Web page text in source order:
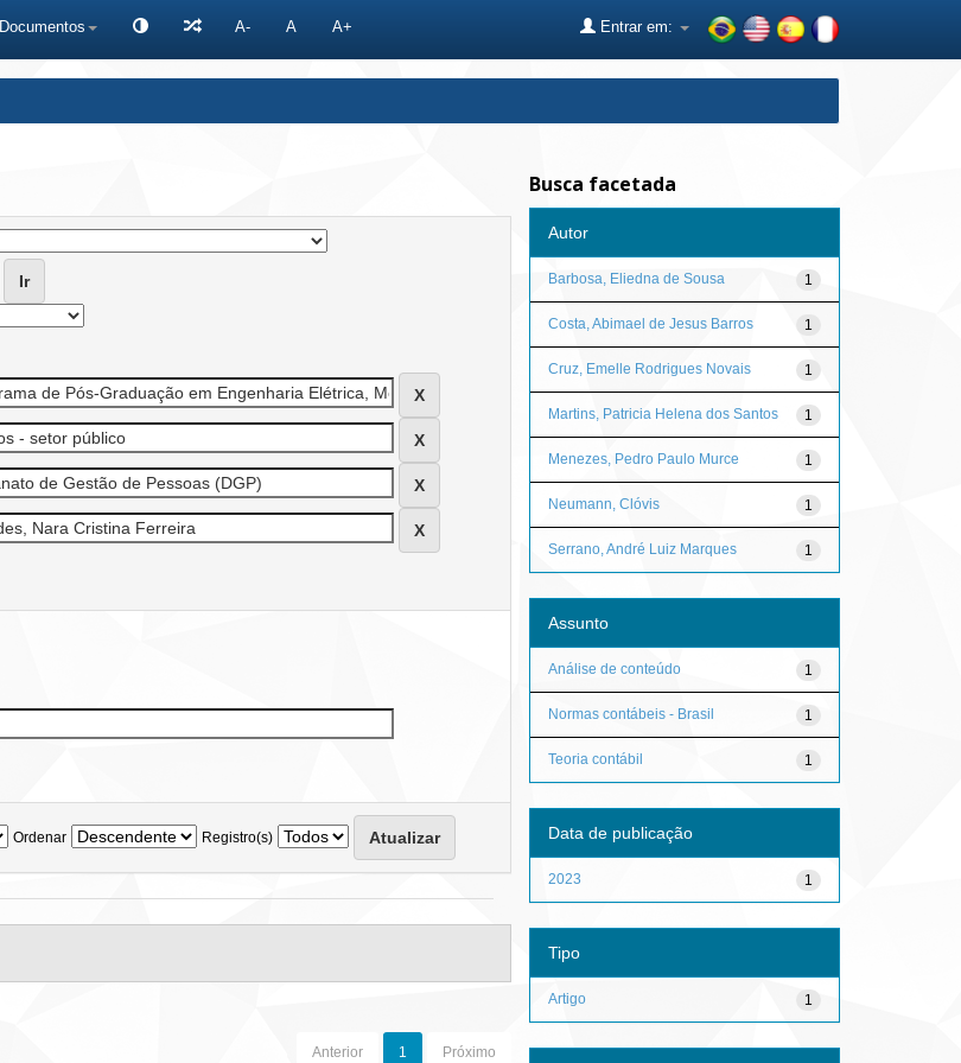
Documentos A- A A+ Entrar em:
Ordenar Registro(s)
Anterior 1 Próximo
Busca facetada
Autor
1
Barbosa, Eliedna de Sousa
1
Costa, Abimael de Jesus Barros
1
Cruz, Emelle Rodrigues Novais
1
Martins, Patricia Helena dos Santos
1
Menezes, Pedro Paulo Murce
1
Neumann, Clóvis
1
Serrano, André Luiz Marques
Assunto
1
Análise de conteúdo
1
Normas contábeis - Brasil
1
Teoria contábil
Data de publicação
1
2023
Tipo
1
Artigo